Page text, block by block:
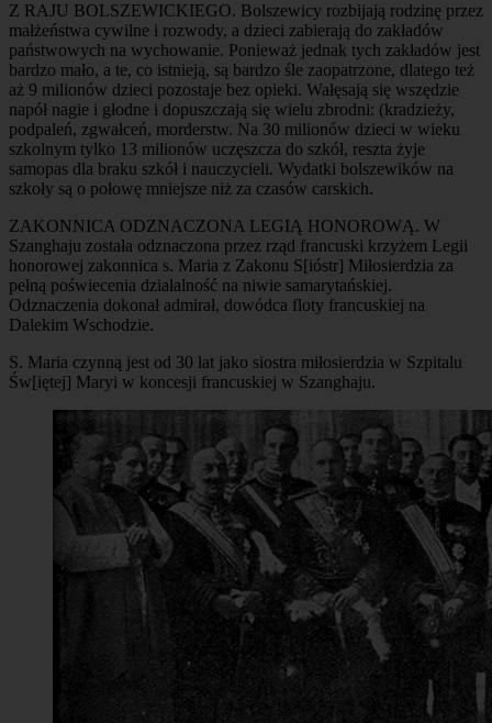
Z RAJU BOLSZEWICKIEGO. Bolszewicy rozbijają rodzinę przez
małżeństwa cywilne i rozwody, a dzieci zabierają do zakładów
państwowych na wychowanie. Ponieważ jednak tych zakładów jest
bardzo mało, a te, co istnieją, są bardzo śle zaopatrzone, dlatego też
aż 9 milionów dzieci pozostaje bez opieki. Wałęsają się wszędzie
napół nagie i głodne i dopuszczają się wielu zbrodni: (kradzieży,
podpaleń, zgwałceń, morderstw. Na 30 milionów dzieci w wieku
szkolnym tylko 13 milionów uczęszcza do szkół, reszta żyje
samopas dla braku szkół i nauczycieli. Wydatki bolszewików na
szkoły są o połowę mniejsze niż za czasów carskich.
ZAKONNICA ODZNACZONA LEGIĄ HONOROWĄ. W
Szanghaju została odznaczona przez rząd francuski krzyżem Legii
honorowej zakonnica s. Maria z Zakonu S[ióstr] Miłosierdzia za
pełną poświecenia działalność na niwie samarytańskiej.
Odznaczenia dokonał admirał, dowódca floty francuskiej na
Dalekim Wschodzie.
S. Maria czynną jest od 30 lat jako siostra miłosierdzia w Szpitalu
Św[iętej] Maryi w koncesji francuskiej w Szanghaju.